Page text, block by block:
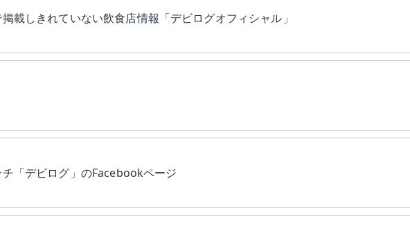
載しきれていない飲食店情報「デビログオフィシャル」
「デビログ」のFacebookページ